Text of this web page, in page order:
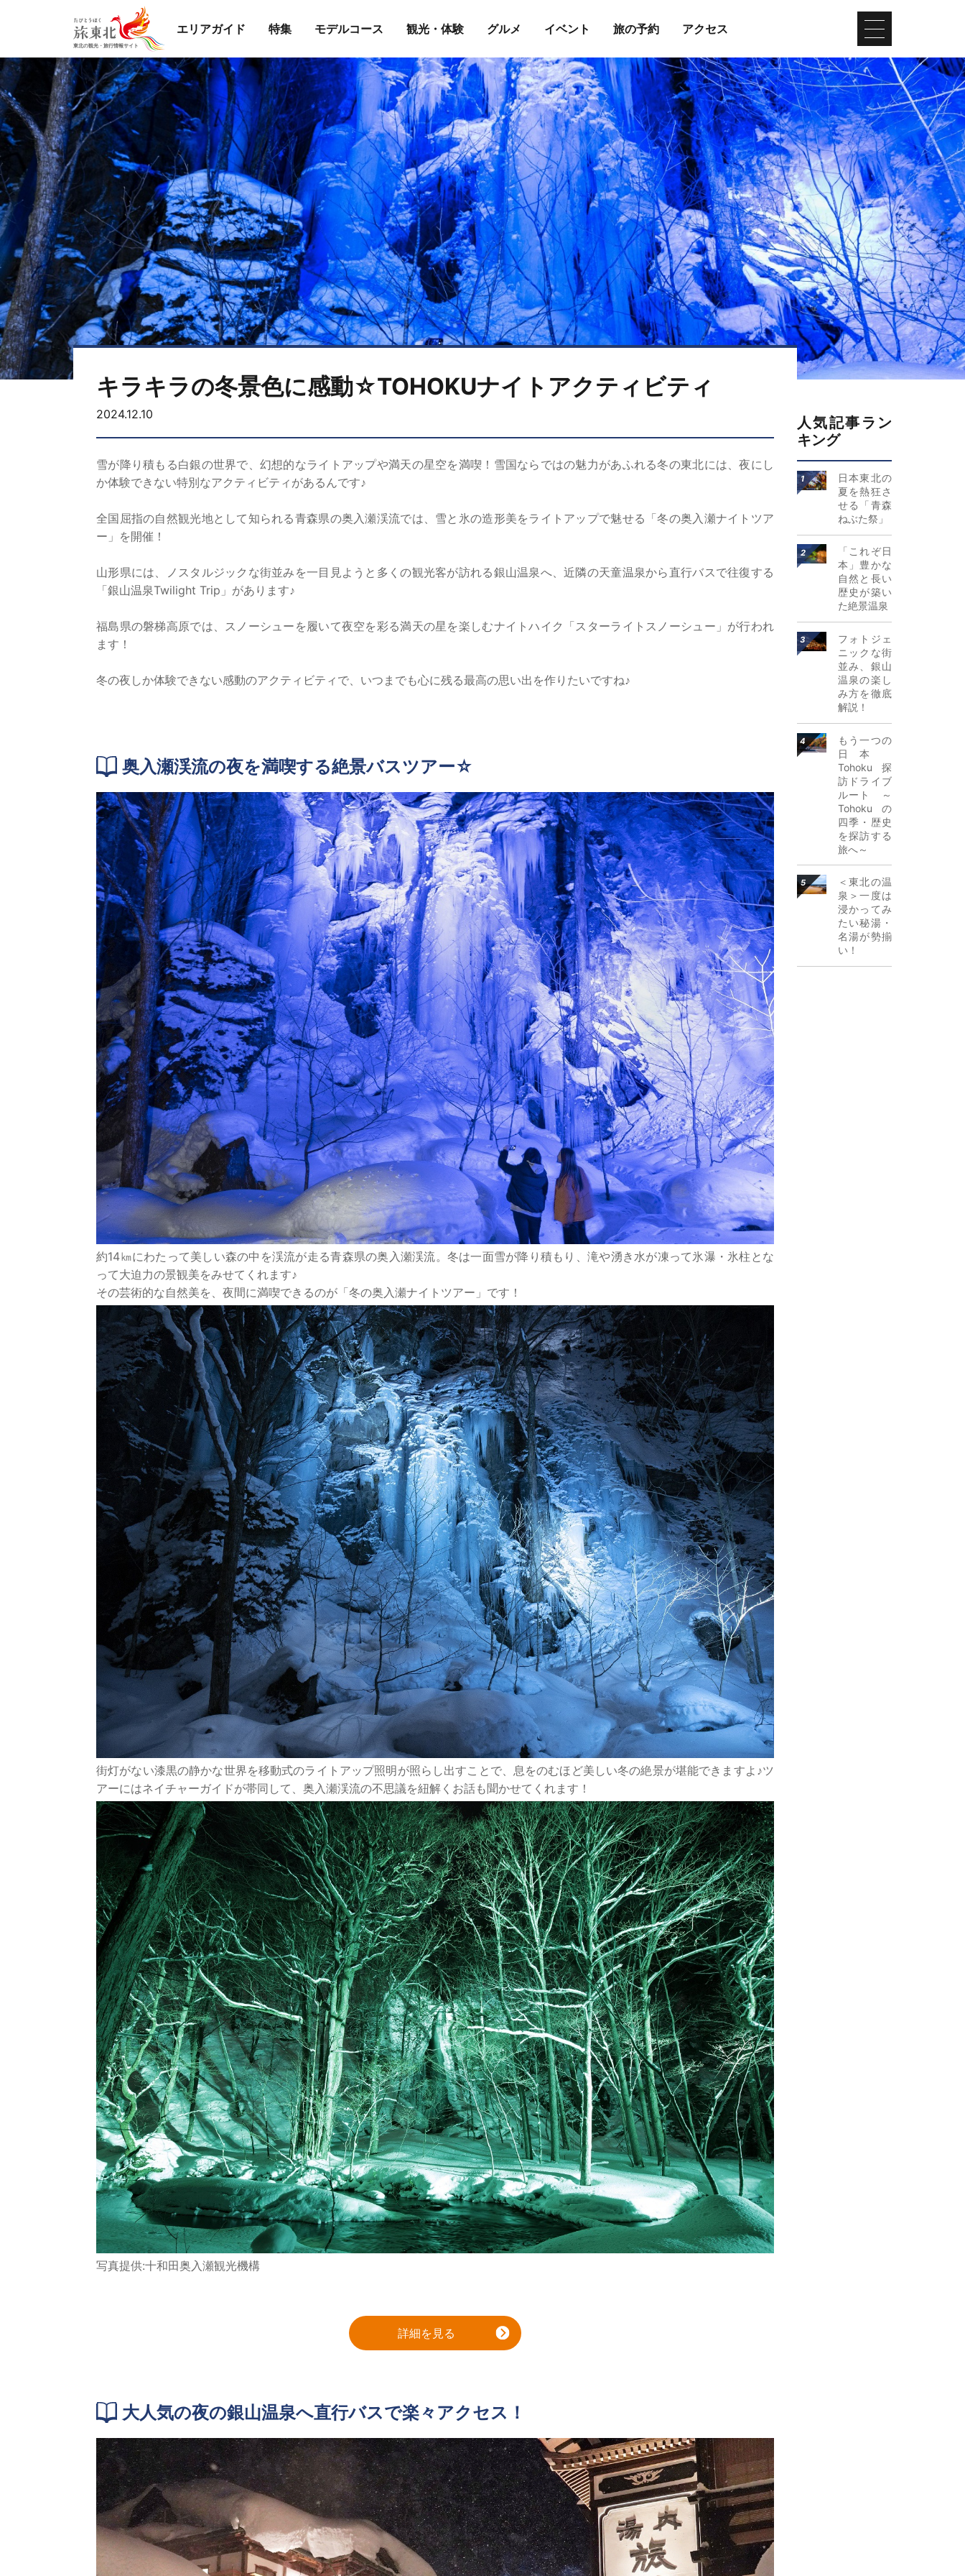
エリアガイド 特集 モデルコース 観光・体験 グルメ イベント 旅の予約 アクセス
キラキラの冬景色に感動☆TOHOKUナイトアクティビティ
2024.12.10
雪が降り積もる白銀の世界で、幻想的なライトアップや満天の星空を満喫！雪国ならではの魅力があふれる冬の東北には、夜にし
か体験できない特別なアクティビティがあるんです♪
全国屈指の自然観光地として知られる青森県の奥入瀬渓流では、雪と氷の造形美をライトアップで魅せる「冬の奥入瀬ナイトツア
ー」を開催！
山形県には、ノスタルジックな街並みを一目見ようと多くの観光客が訪れる銀山温泉へ、近隣の天童温泉から直行バスで往復する
「銀山温泉Twilight Trip」があります♪
福島県の磐梯高原では、スノーシューを履いて夜空を彩る満天の星を楽しむナイトハイク「スターライトスノーシュー」が行われ
ます！
冬の夜しか体験できない感動のアクティビティで、いつまでも心に残る最高の思い出を作りたいですね♪
奥入瀬渓流の夜を満喫する絶景バスツアー☆
約14㎞にわたって美しい森の中を渓流が走る青森県の奥入瀬渓流。冬は一面雪が降り積もり、滝や湧き水が凍って氷瀑・氷柱とな
って大迫力の景観美をみせてくれます♪
その芸術的な自然美を、夜間に満喫できるのが「冬の奥入瀬ナイトツアー」です！
街灯がない漆黒の静かな世界を移動式のライトアップ照明が照らし出すことで、息をのむほど美しい冬の絶景が堪能できますよ♪ツ
アーにはネイチャーガイドが帯同して、奥入瀬渓流の不思議を紐解くお話も聞かせてくれます！
写真提供:十和田奥入瀬観光機構
詳細を見る
大人気の夜の銀山温泉へ直行バスで楽々アクセス！
人気記事ラン
キング
日本東北の
夏を熱狂さ
せる「青森
ねぶた祭」
詳細はこちら
「これぞ日
本」豊かな
自然と長い
歴史が築い
た絶景温泉
詳細はこちら
フォトジェ
ニックな街
並み、銀山
温泉の楽し
み方を徹底
解説！
詳細はこちら
もう一つの
日本
Tohoku探
訪ドライブ
ルート ～
Tohokuの
四季・歴史
を探訪する
旅へ～
詳細はこちら
＜東北の温
泉＞一度は
浸かってみ
たい秘湯・
名湯が勢揃
い！
詳細はこちら